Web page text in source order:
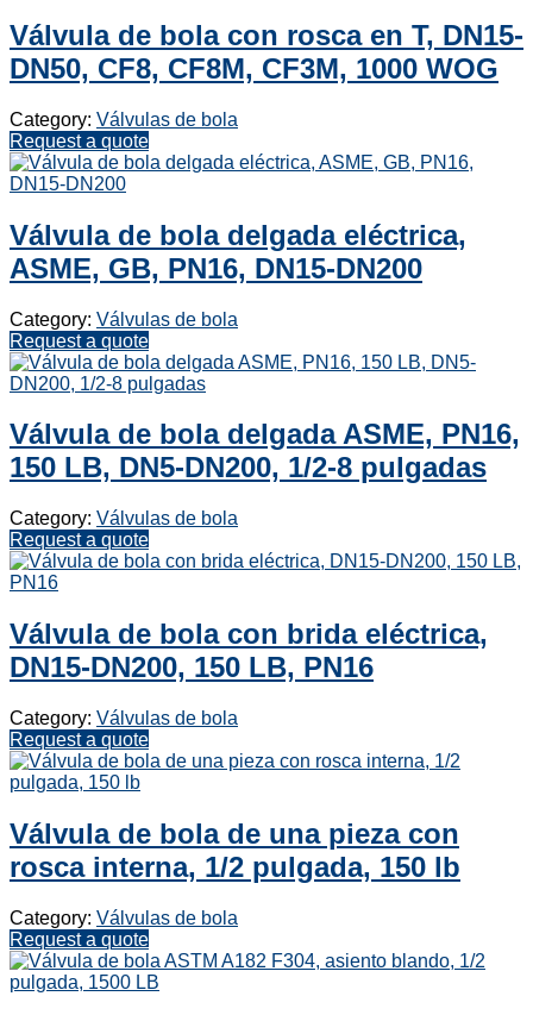
Válvula de bola con rosca en T, DN15-
DN50, CF8, CF8M, CF3M, 1000 WOG
Category: Válvulas de bola
Request a quote
Válvula de bola delgada eléctrica,
ASME, GB, PN16, DN15-DN200
Category: Válvulas de bola
Request a quote
Válvula de bola delgada ASME, PN16,
150 LB, DN5-DN200, 1/2-8 pulgadas
Category: Válvulas de bola
Request a quote
Válvula de bola con brida eléctrica,
DN15-DN200, 150 LB, PN16
Category: Válvulas de bola
Request a quote
Válvula de bola de una pieza con
rosca interna, 1/2 pulgada, 150 lb
Category: Válvulas de bola
Request a quote